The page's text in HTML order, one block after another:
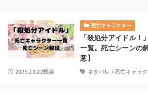
死亡キャラクター
「殺処分アイドル！
一覧。死亡シーンの
意】
2025.10.22投稿 ネタバレ /死亡キャラ